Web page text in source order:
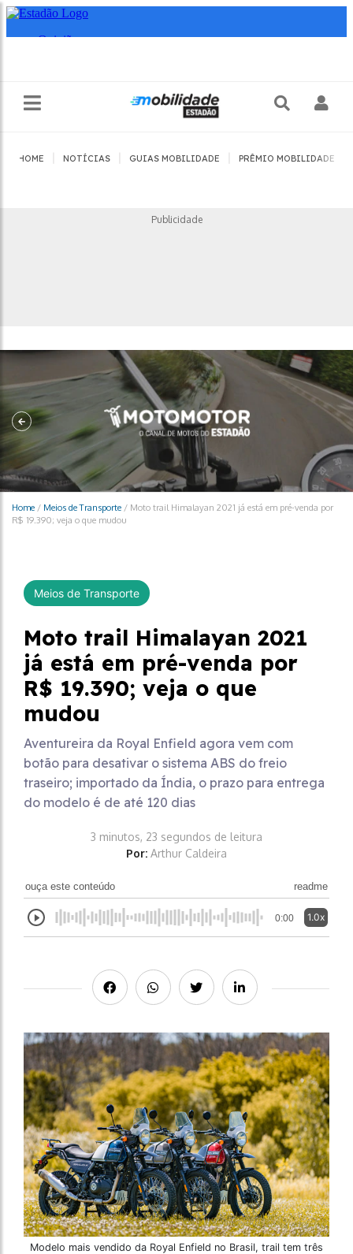
HOME NOTÍCIAS GUIAS MOBILIDADE PRÊMIO MOBILIDADE
Publicidade
Home / Meios de Transporte / Moto trail Himalayan 2021 já está em pré-venda por
R$ 19.390; veja o que mudou
Meios de Transporte
Moto trail Himalayan 2021
já está em pré-venda por
R$ 19.390; veja o que
mudou
Aventureira da Royal Enfield agora vem com
botão para desativar o sistema ABS do freio
traseiro; importado da Índia, o prazo para entrega
do modelo é de até 120 dias
3 minutos, 23 segundos de leitura
Por: Arthur Caldeira
ouça este conteúdo readme
0:00 1.0x
Modelo mais vendido da Royal Enfield no Brasil, trail tem três